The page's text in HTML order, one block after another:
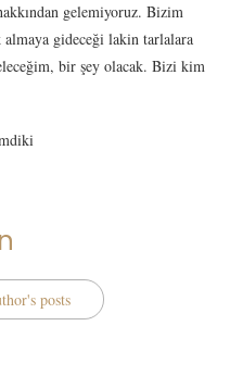
gelemiyoruz. Bizim
almaya gideceği lakin tarlalara
bir şey olacak. Bizi kim
posts